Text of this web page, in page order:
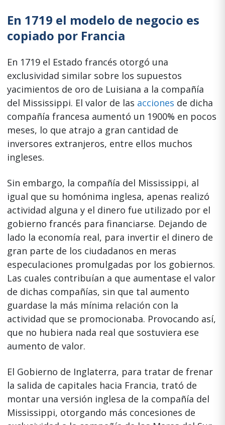
En 1719 el modelo de negocio es
copiado por Francia
En 1719 el Estado francés otorgó una
exclusividad similar sobre los supuestos
yacimientos de oro de Luisiana a la compañía
del Mississippi. El valor de las acciones de dicha
compañía francesa aumentó un 1900% en pocos
meses, lo que atrajo a gran cantidad de
inversores extranjeros, entre ellos muchos
ingleses.
Sin embargo, la compañía del Mississippi, al
igual que su homónima inglesa, apenas realizó
actividad alguna y el dinero fue utilizado por el
gobierno francés para financiarse. Dejando de
lado la economía real, para invertir el dinero de
gran parte de los ciudadanos en meras
especulaciones promulgadas por los gobiernos.
Las cuales contribuían a que aumentase el valor
de dichas compañías, sin que tal aumento
guardase la más mínima relación con la
actividad que se promocionaba. Provocando así,
que no hubiera nada real que sostuviera ese
aumento de valor.
El Gobierno de Inglaterra, para tratar de frenar
la salida de capitales hacia Francia, trató de
montar una versión inglesa de la compañía del
Mississippi, otorgando más concesiones de